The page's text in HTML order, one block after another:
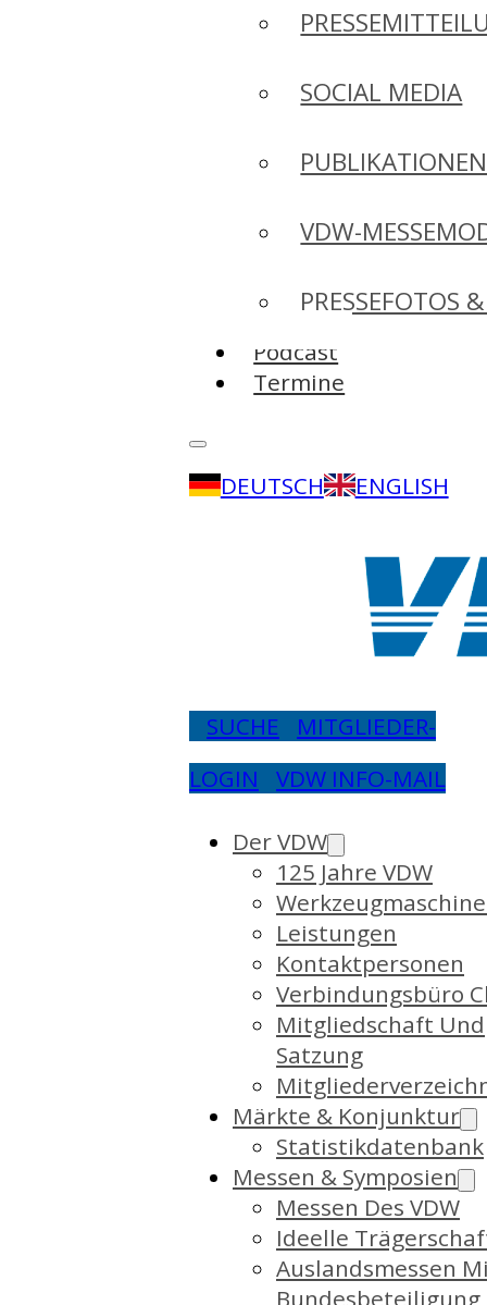
SOCIAL MEDIA
PUBLIKATIONEN
VDW-
PRESSEFOTOS
Podcast
Termine
DEUTSCH ENGLISH
SUCHE
MITGLIEDER-
LOGIN
VDW INFO-MAIL
Der VDW
125 Jahre VDW
Leistungen
Kontaktpersonen
Verbindungsbüro
Mitgliedschaft Und
Satzung
Märkte & Konjunktur
Statistikdatenbank
Messen & Symposien
Messen Des VDW
Ideelle
Auslandsmessen
Bundesbeteiligung